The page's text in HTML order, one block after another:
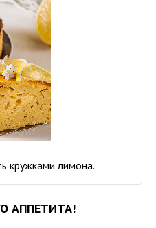
кружками лимона.
АППЕТИТА!